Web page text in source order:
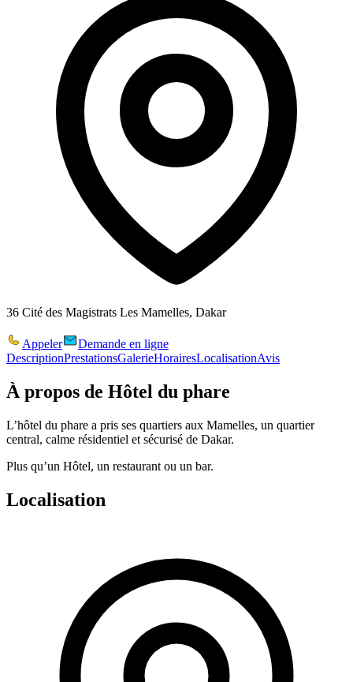
36 Cité des Magistrats Les Mamelles, Dakar
Appeler
Demande en ligne
DescriptionPrestationsGalerieHorairesLocalisationAvis
À propos de Hôtel du phare
L’hôtel du phare a pris ses quartiers aux Mamelles, un quartier
central, calme résidentiel et sécurisé de Dakar.
Plus qu’un Hôtel, un restaurant ou un bar.
Localisation